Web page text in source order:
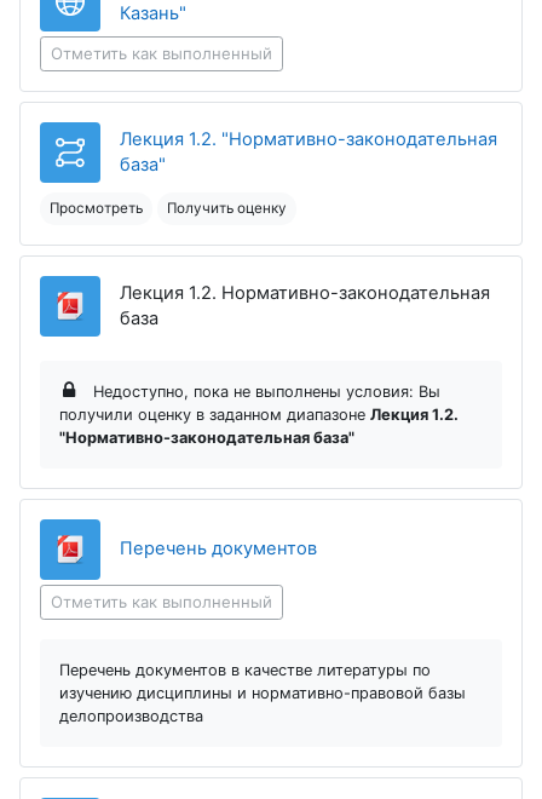
Казань"
Отметить как выполненный
Лекция 1.2. "Нормативно-законодательная
база"
Просмотреть Получить оценку
Лекция 1.2. Нормативно-законодательная
базаФайл
Недоступно, пока не выполнены условия: Вы
получили оценку в заданном диапазоне Лекция 1.2.
"Нормативно-законодательная база"
Перечень документовФайл
Отметить как выполненный
Перечень документов в качестве литературы по
изучению дисциплины и нормативно-правовой базы
делопроизводства